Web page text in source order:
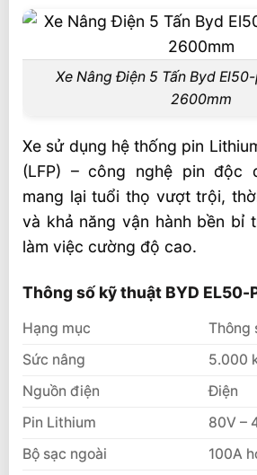
Dịch vụ hậu mãi chính
Phục vụ kịp thời
Sửa chữa gấp
Liên hệ mua sản phẩm
Xe Nâng Điện 5 Tấn Byd
2600mm
Xe sử dụng hệ thống pin
(LFP) – công nghệ pin độc
mang lại tuổi thọ vượt trội,
và khả năng vận hành bền bỉ
làm việc cường độ cao.
Thông số kỹ thuật BYD EL50-
Hạng mục
Thông
Sức nâng
5.000
Nguồn điện
Điện
Pin Lithium
80V –
Bộ sạc ngoài
100A